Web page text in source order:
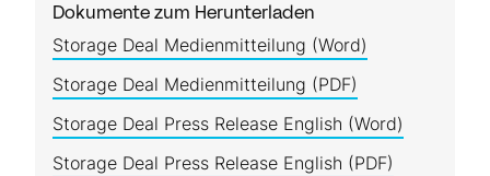
Dokumente zum Herunterladen
Storage Deal Medienmitteilung (Word)
Storage Deal Medienmitteilung (PDF)
Storage Deal Press Release English (Word)
Storage Deal Press Release English (PDF)